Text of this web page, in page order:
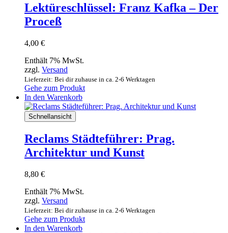
Lektüreschlüssel: Franz Kafka – Der
Proceß
4,00 €
Enthält 7% MwSt.
zzgl. Versand
Lieferzeit: Bei dir zuhause in ca. 2-6 Werktagen
Gehe zum Produkt
In den Warenkorb
Schnellansicht
Reclams Städteführer: Prag.
Architektur und Kunst
8,80 €
Enthält 7% MwSt.
zzgl. Versand
Lieferzeit: Bei dir zuhause in ca. 2-6 Werktagen
Gehe zum Produkt
In den Warenkorb